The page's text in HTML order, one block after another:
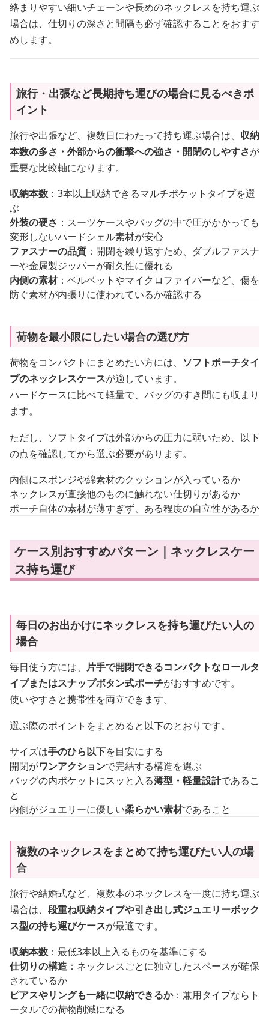
絡まりやすい細いチェーンや長めのネックレスを持ち運ぶ
場合は、仕切りの深さと間隔も必ず確認することをおすす
めします。
旅行・出張など長期持ち運びの場合に見るべきポ
イント
旅行や出張など、複数日にわたって持ち運ぶ場合は、 収納
本数の多さ・外部からの衝撃への強さ・開閉のしやすさが
重要な比較軸になります。
収納本数 ：3本以上収納できるマルチポケットタイプを選
ぶ
外装の硬さ ：スーツケースやバッグの中で圧がかかっても
変形しないハードシェル素材が安心
ファスナーの品質 ：開閉を繰り返すため、ダブルファスナ
ーや金属製ジッパーが耐久性に優れる
内側の素材：ベルベットやマイクロファイバーなど、傷を
防ぐ素材が内張りに使われているか確認する
荷物を最小限にしたい場合の選び方
荷物をコンパクトにまとめたい方には、 ソフトポーチタイ
プのネックレスケースが適しています。
ハードケースに比べて軽量で、バッグのすき間にも収まり
ます。
ただし、ソフトタイプは外部からの圧力に弱いため、以下
の点を確認してから選ぶ必要があります。
内側にスポンジや綿素材のクッションが入っているか
ネックレスが直接他のものに触れない仕切りがあるか
ポーチ自体の素材が薄すぎず、ある程度の自立性があるか
ケース別おすすめパターン｜ネックレスケー
ス持ち運び
毎日のお出かけにネックレスを持ち運びたい人の
場合
毎日使う方には、 片手で開閉できるコンパクトなロールタ
イプまたはスナップボタン式ポーチがおすすめです。
使いやすさと携帯性を両立できます。
選ぶ際のポイントをまとめると以下のとおりです。
サイズは手のひら以下を目安にする
開閉がワンアクションで完結する構造を選ぶ
バッグの内ポケットにスッと入る薄型・軽量設計であるこ
と
内側がジュエリーに優しい柔らかい素材であること
複数のネックレスをまとめて持ち運びたい人の場
合
旅行や結婚式など、複数本のネックレスを一度に持ち運ぶ
場合は、 段重ね収納タイプや引き出し式ジュエリーボック
ス型の持ち運びケースが最適です。
収納本数 ：最低3本以上入るものを基準にする
仕切りの構造 ：ネックレスごとに独立したスペースが確保
されているか
ピアスやリングも一緒に収納できるか：兼用タイプならト
ータルでの荷物削減になる